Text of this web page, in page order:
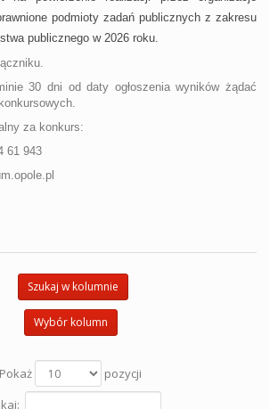
podmioty zadań publicznych z zakresu
publicznego w 2026 roku.
30 dni od daty ogłoszenia wyników żądać
za konkurs:
61 943
Szukaj w kolumnie
Wybór kolumn
Pokaż
pozycji